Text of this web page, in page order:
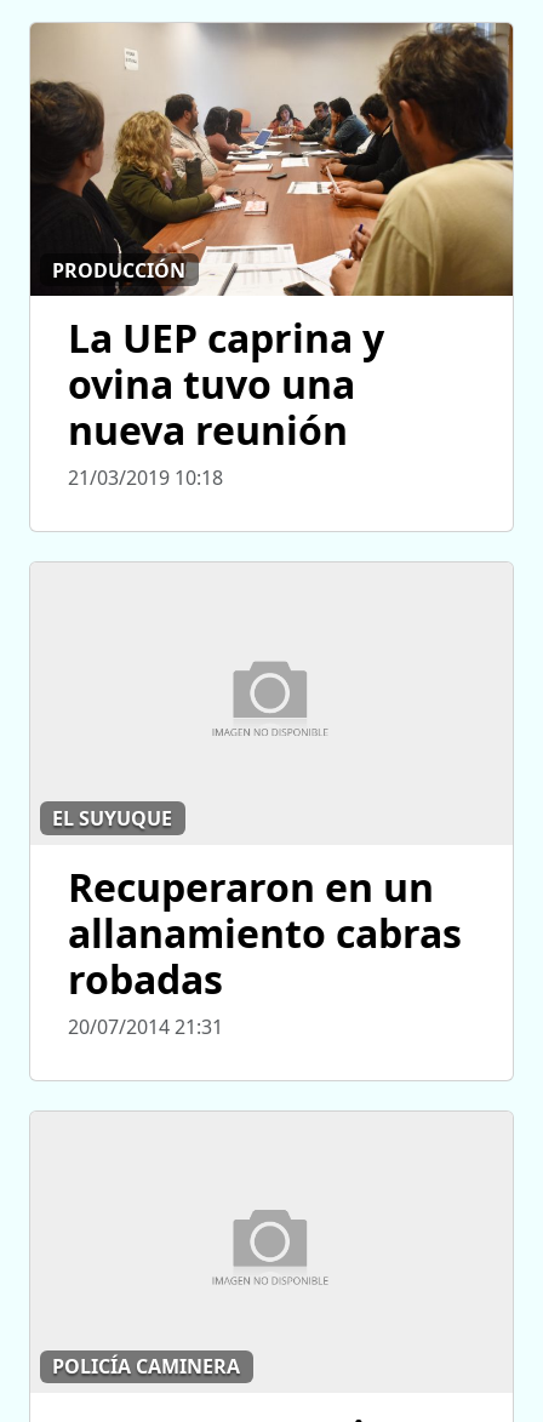
PRODUCCIÓN
La UEP caprina y
ovina tuvo una
nueva reunión
21/03/2019 10:18
EL SUYUQUE
Recuperaron en un
allanamiento cabras
robadas
20/07/2014 21:31
POLICÍA CAMINERA